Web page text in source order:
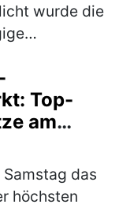
wurde die
si…
Top-
am
das
höchsten